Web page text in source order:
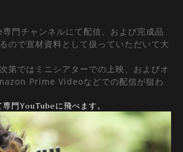
門チャンネルにて配信、および完成品
ので宣材資料として扱っていただいて大
第ではミニシアターでの上映、およびオ
Prime Videoなどでの配信が狙わ
門YouTubeに飛べます。